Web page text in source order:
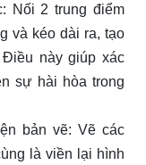
Nối 2 trung điểm
và kéo dài ra, tạo
này giúp xác
sự hài hòa trong
bản vẽ: Vẽ các
là viền lại hình